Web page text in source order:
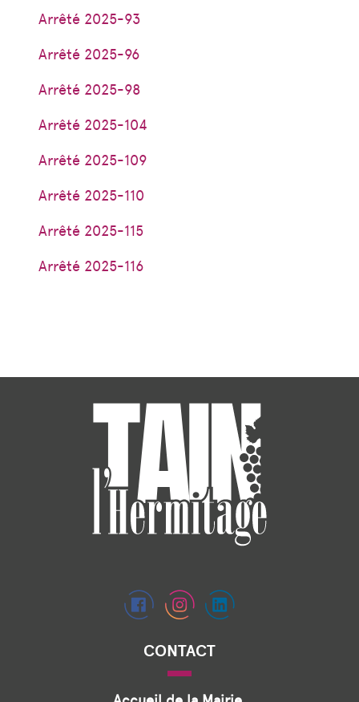
Arrêté 2025-93
Arrêté 2025-96
Arrêté 2025-98
Arrêté 2025-104
Arrêté 2025-109
Arrêté 2025-110
Arrêté 2025-115
Arrêté 2025-116
CONTACT